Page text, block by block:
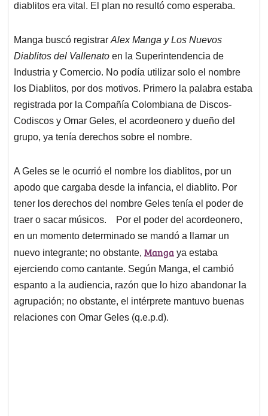
diablitos era vital. El plan no resultó como esperaba.
Manga buscó registrar Alex Manga y Los Nuevos
Diablitos del Vallenato en la Superintendencia de
Industria y Comercio. No podía utilizar solo el nombre
los Diablitos, por dos motivos. Primero la palabra estaba
registrada por la Compañía Colombiana de Discos-
Codiscos y Omar Geles, el acordeonero y dueño del
grupo, ya tenía derechos sobre el nombre.
A Geles se le ocurrió el nombre los diablitos, por un
apodo que cargaba desde la infancia, el diablito. Por
tener los derechos del nombre Geles tenía el poder de
traer o sacar músicos. Por el poder del acordeonero,
en un momento determinado se mandó a llamar un
nuevo integrante; no obstante, Manga ya estaba
ejerciendo como cantante. Según Manga, el cambió
espanto a la audiencia, razón que lo hizo abandonar la
agrupación; no obstante, el intérprete mantuvo buenas
relaciones con Omar Geles (q.e.p.d).